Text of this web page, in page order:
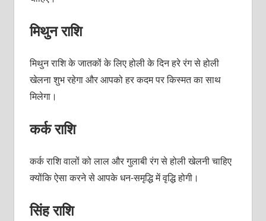
मिथुन राशि
मिथुन राशि के जातकों के लिए होली के दिन हरे रंग से होली
खेलना शुभ रहेगा और आपको हर कदम पर किस्मत का साथ
मिलेगा।
कर्क राशि
कर्क राशि वालों को लाल और गुलाबी रंग से होली खेलनी चाहिए
क्योंकि ऐसा करने से आपके धन-समृद्धि में वृद्धि होगी।
सिंह राशि